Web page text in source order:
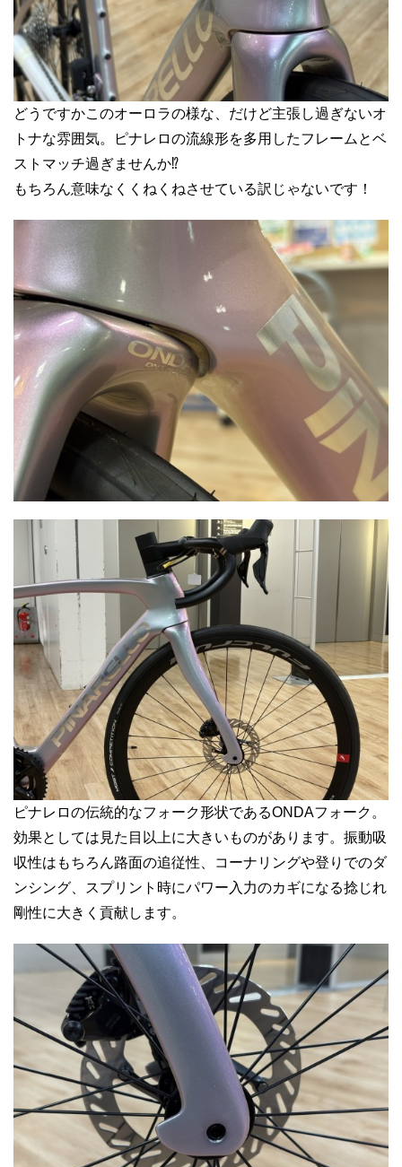
どうですかこのオーロラの様な、だけど主張し過ぎないオ
トナな雰囲気。ピナレロの流線形を多用したフレームとベ
ストマッチ過ぎませんか⁉
もちろん意味なくくねくねさせている訳じゃないです！
ピナレロの伝統的なフォーク形状であるONDAフォーク。
効果としては見た目以上に大きいものがあります。振動吸
収性はもちろん路面の追従性、コーナリングや登りでのダ
ンシング、スプリント時にパワー入力のカギになる捻じれ
剛性に大きく貢献します。